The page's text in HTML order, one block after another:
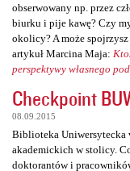
obserwowany np. przez
biurku i pije kawę? Czy
okolicy? A może
artykuł Marcina Maja:
perspektywy własnego
Checkpoint
08.09.2015
Biblioteka Uniwersytecka
akademickich w stolicy.
doktorantów i